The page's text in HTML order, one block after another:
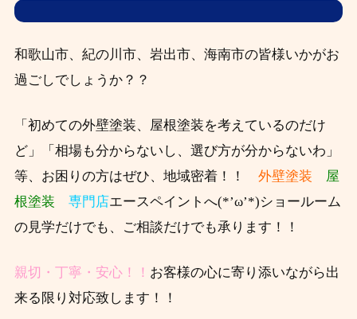
和歌山市、紀の川市、岩出市、海南市の皆様いかがお
過ごしでしょうか？？
「初めての外壁塗装、屋根塗装を考えているのだけ
ど」「相場も分からないし、選び方が分からないわ」
等、お困りの方はぜひ、 地域密着！！ 外壁塗装
屋
根塗装
専門店エースペイントへ(*’ω’*)ショールーム
の見学だけでも、ご相談だけでも承ります！！
親切・丁寧・安心！！ お客様の心に寄り添いながら出
来る限り対応致します！！